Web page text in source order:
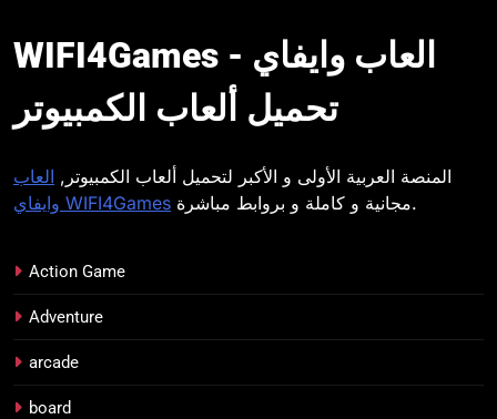
WIFI4Games العاب
وايفايWIFI4Games العاب وايفاي -
تحميل ألعاب الكمبيوتر
المنصة العربية الأولى و الأكبر لتحميل ألعاب الكمبيوتر, العاب
وايفاي WIFI4Games
مجانية و كاملة و بروابط مباشرة.
Action Game
Adventure
arcade
board